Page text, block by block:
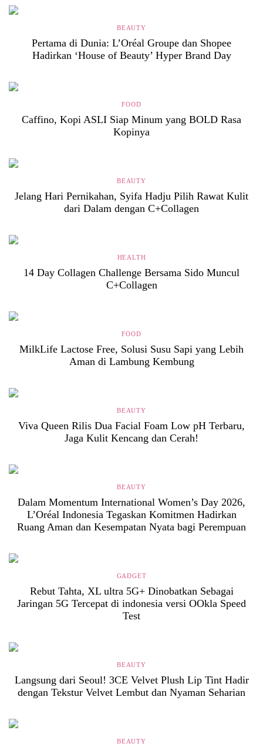
BEAUTY
Pertama di Dunia: L’Oréal Groupe dan Shopee
Hadirkan ‘House of Beauty’ Hyper Brand Day
FOOD
Caffino, Kopi ASLI Siap Minum yang BOLD Rasa
Kopinya
BEAUTY
Jelang Hari Pernikahan, Syifa Hadju Pilih Rawat Kulit
dari Dalam dengan C+Collagen
HEALTH
14 Day Collagen Challenge Bersama Sido Muncul
C+Collagen
FOOD
MilkLife Lactose Free, Solusi Susu Sapi yang Lebih
Aman di Lambung Kembung
BEAUTY
Viva Queen Rilis Dua Facial Foam Low pH Terbaru,
Jaga Kulit Kencang dan Cerah!
BEAUTY
Dalam Momentum International Women’s Day 2026,
L’Oréal Indonesia Tegaskan Komitmen Hadirkan
Ruang Aman dan Kesempatan Nyata bagi Perempuan
GADGET
Rebut Tahta, XL ultra 5G+ Dinobatkan Sebagai
Jaringan 5G Tercepat di indonesia versi OOkla Speed
Test
BEAUTY
Langsung dari Seoul! 3CE Velvet Plush Lip Tint Hadir
dengan Tekstur Velvet Lembut dan Nyaman Seharian
BEAUTY